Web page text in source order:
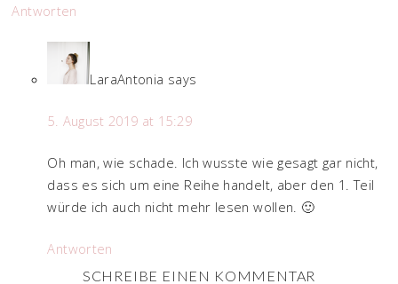
Antworten
LaraAntonia says
5. August 2019 at 15:29
Oh man, wie schade. Ich wusste wie gesagt gar nicht,
dass es sich um eine Reihe handelt, aber den 1. Teil
würde ich auch nicht mehr lesen wollen. 🙂
Antworten
SCHREIBE EINEN KOMMENTAR